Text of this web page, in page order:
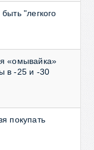
"легкого
«омывайка»
в -25 и -30
покупать